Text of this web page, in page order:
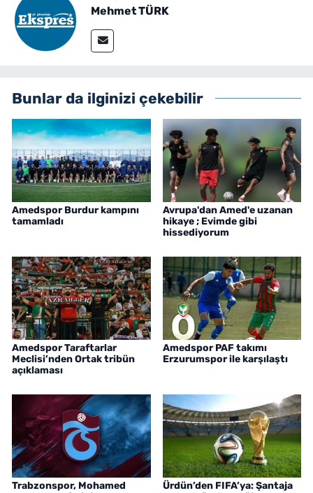
Mehmet TÜRK
Bunlar da ilginizi çekebilir
Amedspor Burdur kampını
tamamladı
Avrupa'dan Amed'e uzanan
hikaye ; Evimde gibi
hissediyorum
Amedspor Taraftarlar
Meclisi’nden Ortak tribün
açıklaması
Amedspor PAF takımı
Erzurumspor ile karşılaştı
Trabzonspor, Mohamed
Ürdün’den FIFA’ya: Şantaja